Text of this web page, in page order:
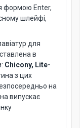
формою Enter,
шлейфі,
для
в
Chicony, Lite-
з цих
на
випускає